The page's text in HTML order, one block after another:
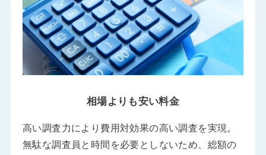
相場よりも安い料金
高い調査力により費用対効果の高い調査を実現。
無駄な調査員と時間を必要としないため、総額の